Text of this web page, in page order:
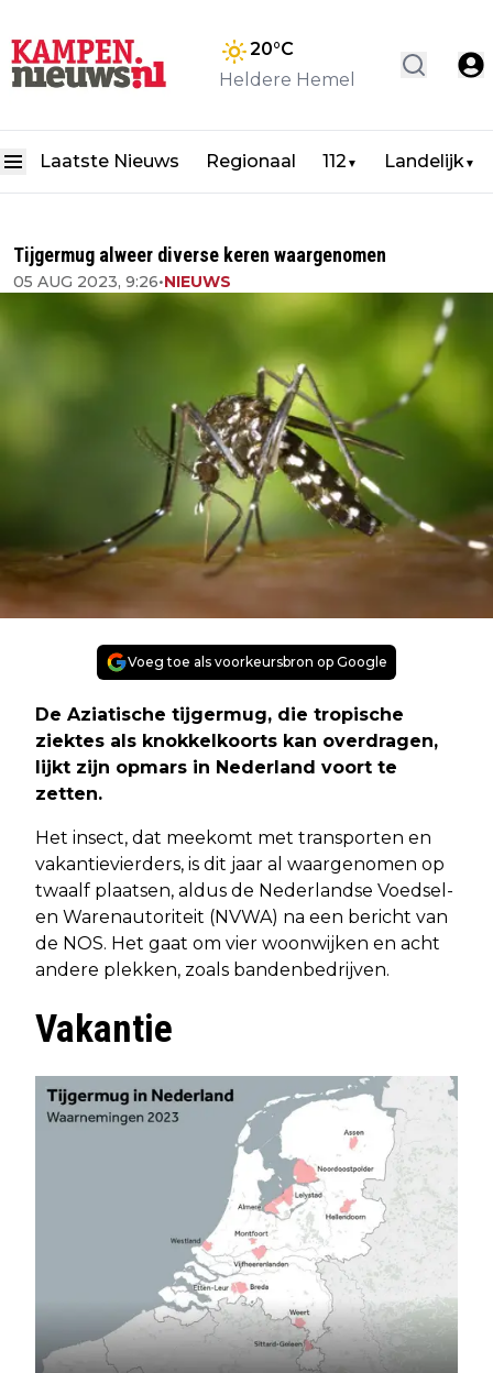
20°C
Heldere Hemel
Laatste Nieuws Regionaal 112 ▼ Landelijk▼
Tijgermug alweer diverse keren waargenomen
05 AUG 2023, 9:26•NIEUWS
Voeg toe als voorkeursbron op Google
De Aziatische tijgermug, die tropische
ziektes als knokkelkoorts kan overdragen,
lijkt zijn opmars in Nederland voort te
zetten.
Het insect, dat meekomt met transporten en
vakantievierders, is dit jaar al waargenomen op
twaalf plaatsen, aldus de Nederlandse Voedsel-
en Warenautoriteit (NVWA) na een bericht van
de NOS. Het gaat om vier woonwijken en acht
andere plekken, zoals bandenbedrijven.
Vakantie